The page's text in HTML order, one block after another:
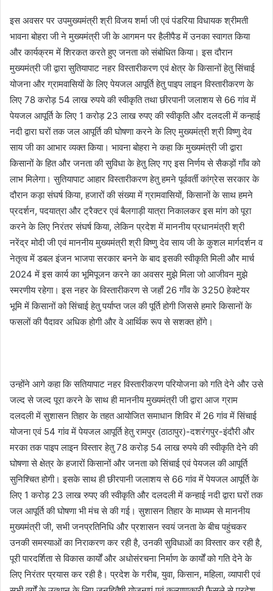
इस अवसर पर उपमुख्यमंत्री श्री विजय शर्मा जी एवं पंडरिया विधायक श्रीमती
भावना बोहरा जी ने मुख्यमंत्री जी के आगमन पर हैलीपैड में उनका स्वागत किया
और कार्यक्रम में शिरकत करते हुए जनता को संबोधित किया। इस दौरान
मुख्यमंत्री जी द्वारा सुतियापाट नहर विस्तारीकरण एवं क्षेत्र के किसानों हेतु सिंचाई
योजना और ग्रामवासियों के लिए पेयजल आपूर्ति हेतु पाइप लाइन विस्तारीकरण के
लिए 78 करोड़ 54 लाख रुपये की स्वीकृति तथा छीरपानी जलाशय से 66 गांव में
पेयजल आपूर्ति के लिए 1 करोड़ 23 लाख रुपए की स्वीकृति और दलदली में कन्हाई
नदी द्वारा घरों तक जल आपूर्ति की घोषणा करने के लिए मुख्यमंत्री श्री विष्णु देव
साय जी का आभार व्यक्त किया। भावना बोहरा ने कहा कि मुख्यमंत्री जी द्वारा
किसानों के हित और जनता की सुविधा के हेतु लिए गए इस निर्णय से सैकड़ों गाँव को
लाभ मिलेगा। सुतियापाट आहार विस्तारीकरण हेतु हमने पूर्ववर्ती कांग्रेस सरकार के
दौरान कड़ा संघर्ष किया, हजारों की संख्या में ग्रामवासियों, किसानों के साथ हमने
प्रदर्शन, पदयात्रा और ट्रैक्टर एवं बैलगाड़ी यात्रा निकालकर इस मांग को पूरा
करने के लिए निरंतर संघर्ष किया, लेकिन प्रदेश में माननीय प्रधानमंत्री श्री
नरेंद्र मोदी जी एवं माननीय मुख्यमंत्री श्री विष्णु देव साय जी के कुशल मार्गदर्शन व
नेतृत्व में डबल इंजन भाजपा सरकार बनने के बाद इसकी स्वीकृति मिली और मार्च
2024 में इस कार्य का भूमिपूजन करने का अवसर मुझे मिला जो आजीवन मुझे
स्मरणीय रहेगा। इस नहर के विस्तारीकरण से जहाँ 26 गाँव के 3250 हेक्टेयर
भूमि में किसानों को सिंचाई हेतु पर्याप्त जल की पूर्ति होगी जिससे हमारे किसानों के
फसलों की पैदावर अधिक होगी और वे आर्थिक रूप से सशक्त होंगे।
उन्होंने आगे कहा कि सतियापाट नहर विस्तारीकरण परियोजना को गति देने और उसे
जल्द से जल्द पूरा करने के साथ ही माननीय मुख्यमंत्री जी द्वारा आज ग्राम
दलदली में सुशासन तिहार के तहत आयोजित समाधान शिविर में 26 गांव में सिंचाई
योजना एवं 54 गांव में पेयजल आपूर्ति हेतु रामपुर (ठाठापुर)-दशरंगपुर-इंदौरी और
मरका तक पाइप लाइन विस्तार हेतु 78 करोड़ 54 लाख रुपये की स्वीकृति देने की
घोषणा से क्षेत्र के हजारों किसानों और जनता को सिंचाई एवं पेयजल की आपूर्ति
सुनिश्चित होगी। इसके साथ ही छीरपानी जलाशय से 66 गांव में पेयजल आपूर्ति के
लिए 1 करोड़ 23 लाख रुपए की स्वीकृति और दलदली में कन्हाई नदी द्वारा घरों तक
जल आपूर्ति की घोषणा भी मंच से की गई। सुशासन तिहार के माध्यम से माननीय
मुख्यमंत्री जी, सभी जनप्रतिनिधि और प्रशासन स्वयं जनता के बीच पहुंचकर
उनकी समस्याओं का निराकरण कर रही है, उनकी सुविधाओं का विस्तार कर रही है,
पूरी पारदर्शिता से विकास कार्यों और अधोसंरचना निर्माण के कार्यों को गति देने के
लिए निरंतर प्रयास कर रही है। प्रदेश के गरीब, युवा, किसान, महिला, व्यापारी एवं